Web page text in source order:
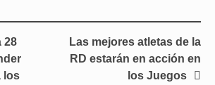
28
los
Las mejores atletas de la
RD estarán en acción en
los Juegos